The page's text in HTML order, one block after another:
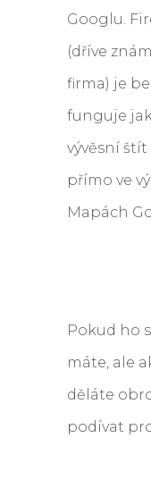
Googlu.
(dříve
firma) je
funguje
vývěsní
přímo ve
Mapách
Pokud ho
máte, ale
děláte
podívat